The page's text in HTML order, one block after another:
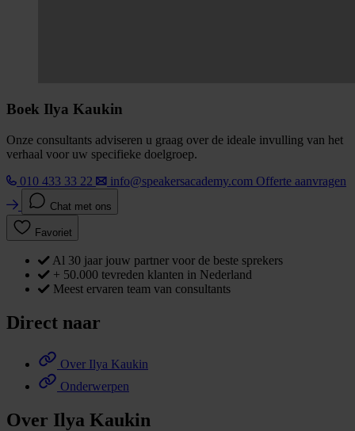
Boek Ilya Kaukin
Onze consultants adviseren u graag over de ideale invulling van het
verhaal voor uw specifieke doelgroep.
010 433 33 22
info@speakersacademy.com Offerte aanvragen
Chat met ons
Favoriet
Al 30 jaar jouw partner voor de beste sprekers
+ 50.000 tevreden klanten in Nederland
Meest ervaren team van consultants
Direct naar
Over Ilya Kaukin
Onderwerpen
Over Ilya Kaukin